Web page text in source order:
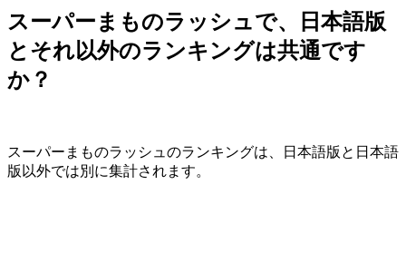
スーパーまものラッシュで、日本語版
とそれ以外のランキングは共通です
か？
スーパーまものラッシュのランキングは、日本語版と日本語
版以外では別に集計されます。